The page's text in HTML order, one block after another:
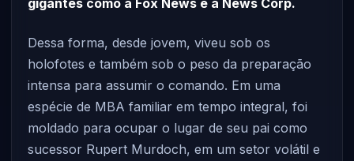
Dessa forma, desde jovem, viveu sob os
holofotes e também sob o peso da preparação
intensa para assumir o comando. Em uma
espécie de MBA familiar em tempo integral, foi
moldado para ocupar o lugar de seu pai como
sucessor Rupert Murdoch, em um setor volátil e